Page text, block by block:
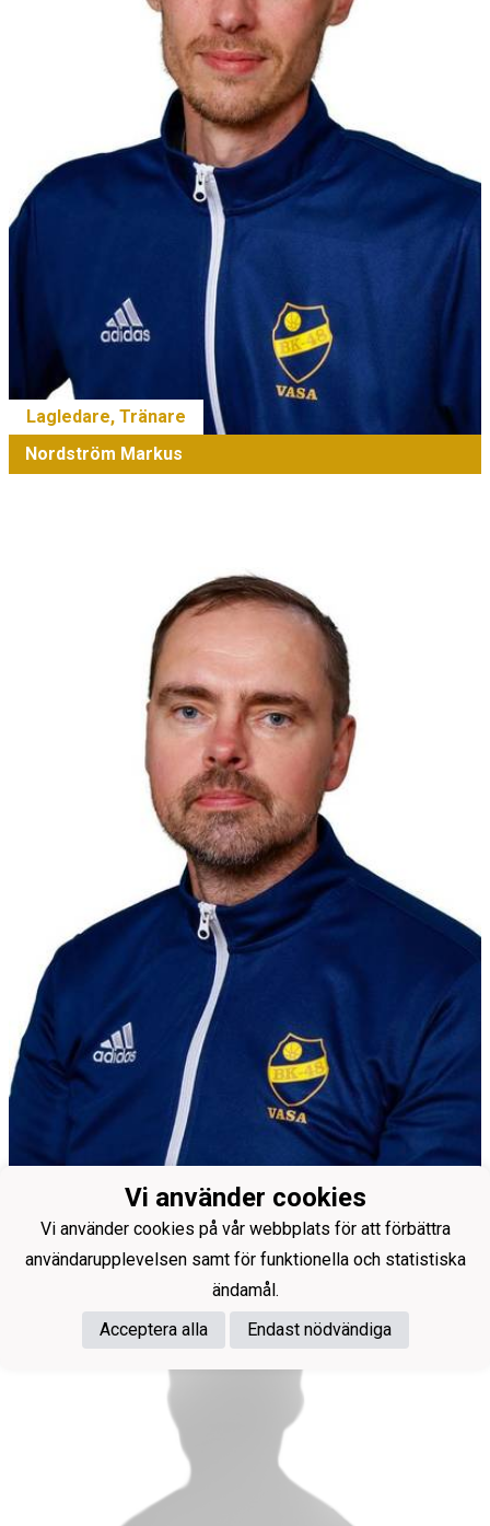
Lagledare, Tränare
Nordström Markus
Nyman Mats
Vi använder cookies
Vi använder cookies på vår webbplats för att förbättra
användarupplevelsen samt för funktionella och statistiska
ändamål.
Acceptera alla
Endast nödvändiga